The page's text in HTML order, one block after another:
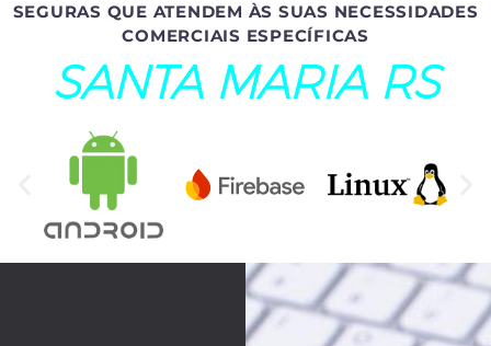
SEGURAS QUE ATENDEM ÀS SUAS NECESSIDADES
COMERCIAIS ESPECÍFICAS
SANTA MARIA RS